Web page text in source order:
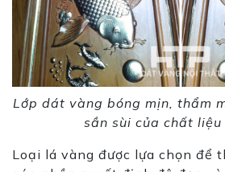
Lớp dát vàng bóng mịn, thẩm
sần sùi của chất
Loại lá vàng được lựa chọn để